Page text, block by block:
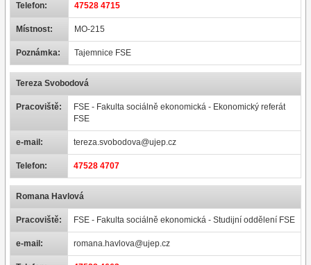
Telefon: 47528 4715
Místnost: MO-215
Poznámka: Tajemnice FSE
Tereza Svobodová
Pracoviště:
FSE - Fakulta sociálně ekonomická - Ekonomický referát
FSE
e-mail: tereza.svobodova@ujep.cz
Telefon: 47528 4707
Romana Havlová
Pracoviště: FSE - Fakulta sociálně ekonomická - Studijní oddělení FSE
e-mail: romana.havlova@ujep.cz